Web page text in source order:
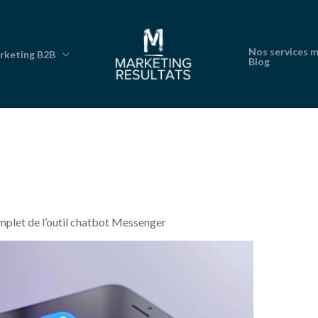
B2B Nos services
Blog
de l’outil chatbot Messenger